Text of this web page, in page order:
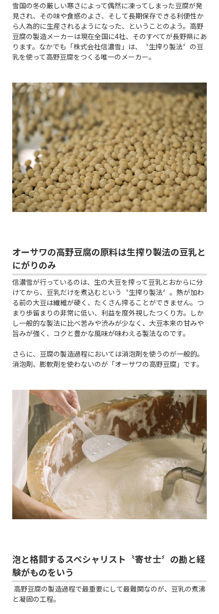
雪国の冬の厳しい寒さによって偶然に凍ってしまった豆腐が発
見され、その味や食感のよさ、そして長期保存できる利便性か
ら人為的に生産されるようになった、ということのよう。高野
豆腐の製造メーカーは現在全国に4社、そのすべてが長野県にあ
ります。なかでも「株式会社信濃雪」は、〝生搾り製法〞の豆
乳を使って高野豆腐をつくる唯一のメーカー。
オーサワの高野豆腐の原料は生搾り製法の豆乳と
にがりのみ
信濃雪が行っているのは、生の大豆を搾って豆乳とおからに分
けてから、豆乳だけを煮込むという〝生搾り製法〞。熱が加わ
る前の大豆は繊維が硬く、たくさん搾ることができません。つ
まり歩留まりの非常に低い、利益を度外視したつくり方。しか
し一般的な製法に比べ苦みや渋みが少なく、大豆本来の甘みや
旨みが強く、コクと豊かな風味が味わえる製法なのです。
さらに、豆腐の製造過程においては消泡剤を使うのが一般的。
消泡剤、膨軟剤を使わないのが「オーサワの高野豆腐」です。
泡と格闘するスペシャリスト〝寄せ士〞の勘と経
験がものをいう
高野豆腐の製造過程で最重要にして最難関なのが、豆乳の煮沸
と凝固の工程。